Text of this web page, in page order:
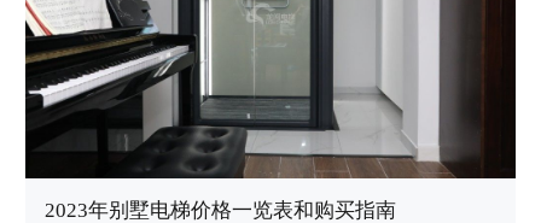
2023年别墅电梯价格一览表和购买指南